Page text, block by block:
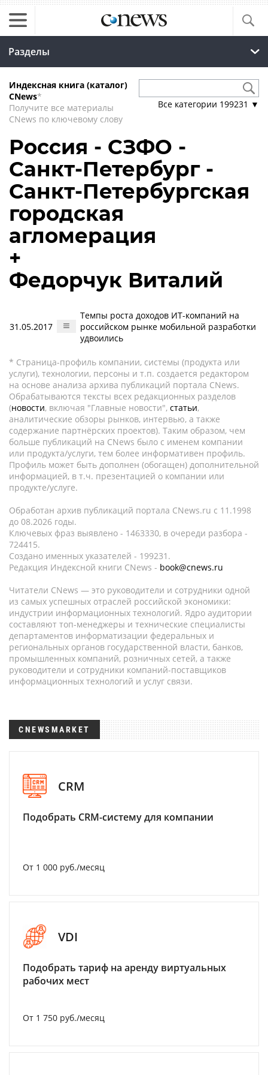
Разделы
Индексная книга (каталог)
CNews*
Получите все материалы
CNews по ключевому слову
Все категории 199231 ▼
Россия - СЗФО -
Санкт-Петербург -
Санкт-Петербургская
городская
агломерация
+
Федорчук Виталий
31.05.2017
Темпы роста доходов ИТ-компаний на
российском рынке мобильной разработки
удвоились
* Страница-профиль компании, системы (продукта или
услуги), технологии, персоны и т.п. создается редактором
на основе анализа архива публикаций портала CNews.
Обрабатываются тексты всех редакционных разделов
(новости, включая "Главные новости", статьи,
аналитические обзоры рынков, интервью, а также
содержание партнёрских проектов). Таким образом, чем
больше публикаций на CNews было с именем компании
или продукта/услуги, тем более информативен профиль.
Профиль может быть дополнен (обогащен) дополнительной
информацией, в т.ч. презентацией о компании или
продукте/услуге.
Обработан архив публикаций портала CNews.ru c 11.1998
до 08.2026 годы.
Ключевых фраз выявлено - 1463330, в очереди разбора -
724415.
Создано именных указателей - 199231.
Редакция Индексной книги CNews - book@cnews.ru
Читатели CNews — это руководители и сотрудники одной
из самых успешных отраслей российской экономики:
индустрии информационных технологий. Ядро аудитории
составляют топ-менеджеры и технические специалисты
департаментов информатизации федеральных и
региональных органов государственной власти, банков,
промышленных компаний, розничных сетей, а также
руководители и сотрудники компаний-поставщиков
информационных технологий и услуг связи.
CNEWSMARKET
CRM
Подобрать CRM-систему для компании
От 1 000 руб./месяц
VDI
Подобрать тариф на аренду виртуальных
рабочих мест
От 1 750 руб./месяц